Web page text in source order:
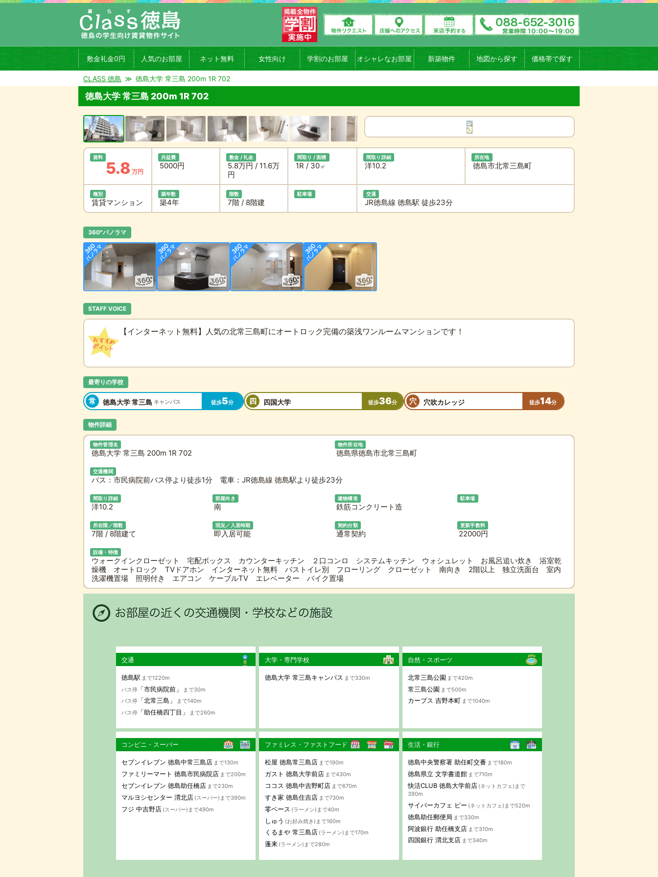
敷金礼金0円 人気のお部屋 ネット無料 女性向け 学割のお部屋 オシャレなお部屋 新築物件 地図から探す 価格帯で探す
CLASS 徳島 徳島大学 常三島 200m 1R 702
徳島大学 常三島 200m 1R 702
賃料
5.8 万円
共益費
5000円
敷金 / 礼金
5.8万円 / 11.6万
円
間取り / 面積
1R / 30㎡
間取り詳細
洋10.2
所在地
徳島市北常三島町
種別
賃貸マンション
築年数
築4年
階数
7階 / 8階建
駐車場 交通
JR徳島線 徳島駅 徒歩23分
360°パノラマ
STAFF VOICE
【インターネット無料】人気の北常三島町にオートロック完備の築浅ワンルームマンションです！
最寄りの学校
常 徳島大学 常三島 キャンパス 徒歩5分 四 四国大学 徒歩36分 穴 穴吹カレッジ 徒歩14分
物件詳細
物件管理名
徳島大学 常三島 200m 1R 702
物件所在地
徳島県徳島市北常三島町
交通機関
バス：市民病院前バス停より徒歩1分 電車：JR徳島線 徳島駅より徒歩23分
間取り詳細
洋10.2
部屋向き
南
建物構造
鉄筋コンクリート造
駐車場
所在階／階数
7階 / 8階建て
現況／入居時期
即入居可能
契約分類
通常契約
更新手数料
22000円
設備・特徴
ウォークインクローゼット 宅配ボックス カウンターキッチン ２口コンロ システムキッチン ウォシュレット お風呂追い炊き 浴室乾
燥機 オートロック TVドアホン インターネット無料 バストイレ別 フローリング クローゼット 南向き 2階以上 独立洗面台 室内
洗濯機置場 照明付き エアコン ケーブルTV エレベーター バイク置場
交通
徳島駅 まで1220m
バス停 「市民病院前」
まで30m
バス停 「北常三島」
まで140m
バス停 「助任橋四丁目」 まで260m
大学・専門学校
徳島大学 常三島キャンパス まで330m
自然・スポーツ
北常三島公園 まで420m
常三島公園 まで500m
カーブス 吉野本町 まで1040m
コンビニ・スーパー
セブンイレブン 徳島中常三島店 まで130m
ファミリーマート 徳島市民病院店 まで200m
セブンイレブン 徳島助任橋店 まで230m
マルヨシセンター 渭北店 (スーパー)まで390m
フジ 中吉野店 (スーパー)まで490m
ファミレス・ファストフード
松屋 徳島常三島店 まで190m
ガスト 徳島大学前店 まで430m
ココス 徳島中吉野町店 まで670m
すき家 徳島住吉店 まで730m
零ベース (ラーメン)まで40m
しゅう (お好み焼き)まで160m
くるまや 常三島店 (ラーメン)まで170m
蓬来 (ラーメン)まで280m
生活・銀行
徳島中央警察署 助任町交番 まで180m
徳島県立 文学書道館 まで710m
快活CLUB 徳島大学前店 (ネットカフェ)まで
390m
サイバーカフェ ビー (ネットカフェ)まで520m
徳島助任郵便局 まで330m
阿波銀行 助任橋支店 まで310m
四国銀行 渭北支店 まで340m